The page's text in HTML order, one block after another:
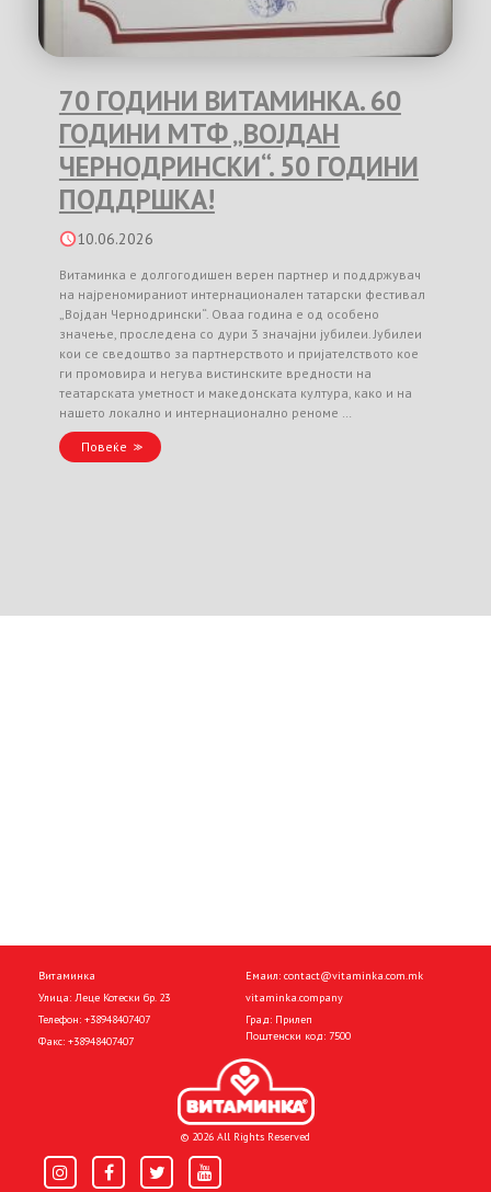
70 ГОДИНИ ВИТАМИНКА. 60
ГОДИНИ МТФ „ВОЈДАН
ЧЕРНОДРИНСКИ“. 50 ГОДИНИ
ПОДДРШКА!
10.06.2026
Витаминка е долгогодишен верен партнер и поддржувач
на најреномираниот интернационален татарски фестивал
„Војдан Чернодрински“. Оваа година е од особено
значење, проследена со дури 3 значајни јубилеи. Јубилеи
кои се сведоштво за партнерството и пријателството кое
ги промовира и негува вистинските вредности на
театарската уметност и македонската култура, како и на
нашето локално и интернационално реноме …
Повеќе
Витаминка
Улица: Леце Котески бр. 23
Телефон: +38948407407
Факс: +38948407407
Емаил: contact@vitaminka.com.mk
vitaminka.company
Град: Прилеп
Поштенски код: 7500
© 2026 All Rights Reserved